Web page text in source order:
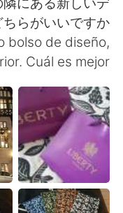
らがいいですか？
bolso de diseño,
Cuál es mejor?